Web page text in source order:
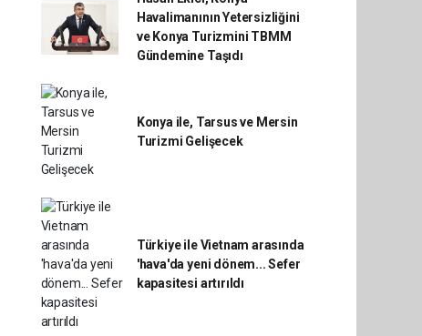
Havalimanının Yetersizliğini
ve Konya Turizmini TBMM
Gündemine Taşıdı
Konya ile, Tarsus ve Mersin
Turizmi Gelişecek
Türkiye ile Vietnam arasında
'hava'da yeni dönem... Sefer
kapasitesi artırıldı